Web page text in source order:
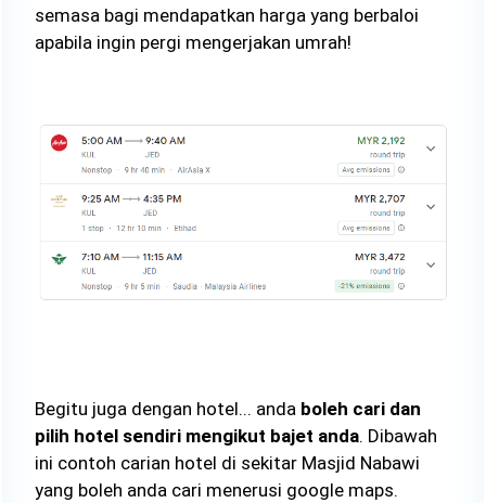
semasa bagi mendapatkan harga yang berbaloi
apabila ingin pergi mengerjakan umrah!
Begitu juga dengan hotel... anda boleh cari dan
pilih hotel sendiri mengikut bajet anda. Dibawah
ini contoh carian hotel di sekitar Masjid Nabawi
yang boleh anda cari menerusi google maps.